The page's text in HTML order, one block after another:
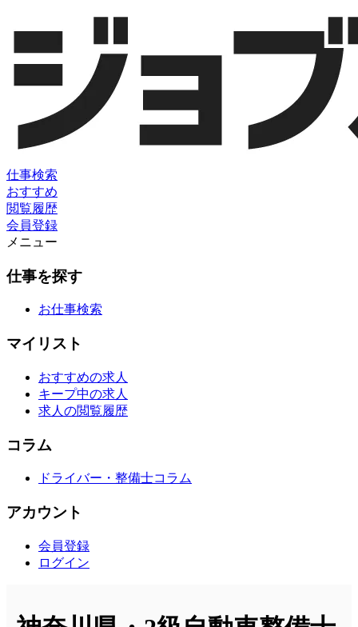
仕事検索
おすすめ
閲覧履歴
会員登録
メニュー
仕事を探す
お仕事検索
マイリスト
おすすめの求人
キープ中の求人
求人の閲覧履歴
コラム
ドライバー・整備士コラム
アカウント
会員登録
ログイン